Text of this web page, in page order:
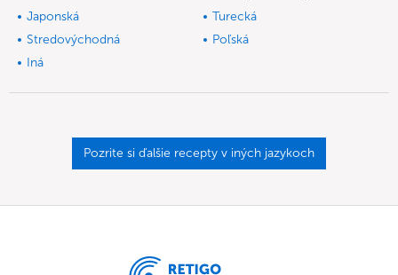
Japonská
Turecká
Stredovýchodná
Poľská
Iná
Pozrite si ďalšie recepty v iných jazykoch